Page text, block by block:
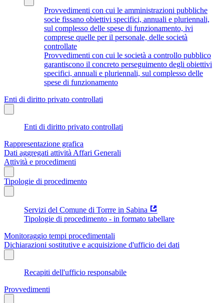
Provvedimenti con cui le amministrazioni pubbliche
socie fissano obiettivi specifici, annuali e pluriennali,
sul complesso delle spese di funzionamento, ivi
comprese quelle per il personale, delle società
controllate
Provvedimenti con cui le società a controllo pubblico
garantiscono il concreto perseguimento degli obiettivi
specifici, annuali e pluriennali, sul complesso delle
spese di funzionamento
Enti di diritto privato controllati
Enti di diritto privato controllati
Rappresentazione grafica
Dati aggregati attività Affari Generali
Attività e procedimenti
Tipologie di procedimento
Servizi del Comune di Torrre in Sabina
Tipologie di procedimento - in formato tabellare
Monitoraggio tempi procedimentali
Dichiarazioni sostitutive e acquisizione d'ufficio dei dati
Recapiti dell'ufficio responsabile
Provvedimenti